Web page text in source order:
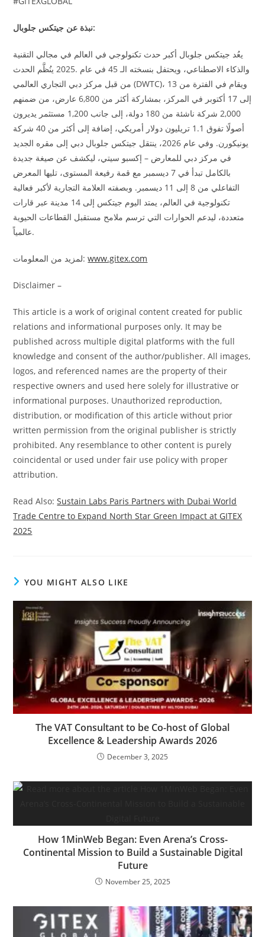
نبذة عن جيتكس جلوبال:
يعُد جيتكس جلوبال أكبر حدث تكنولوجي في العالم في مجالي التقنية
والذكاء الاصطناعي، ويحتفل بنسخته الـ45في عام .2025
ينُظَّم الحدث
من قبل مركز دبي التجاري العالمي(DWTC) ، ويقام في الفترة من 13
إلى 17 أكتوبر في المركز، بمشاركة أكثر من 6,800عارض، من ضمنهم
2,000شركة ناشئة من 180 دولة، إلى جانب 1,200 مستثمر يديرون
أصولًا تفوق 1.1 تريليون دولار أمريكي، إضافة إلى أكثر من 40شركة
يونيكورن. وفي عام 2026، ينتقل جيتكس جلوبال دبي إلى مقره الجديد
في مركز دبي للمعارض –إكسبو سيتي، ليكشف عن صيغة جديدة
بالكامل تبدأ في 7ديسمبر مع قمة رفيعة المستوى، تليها المعرض
التفاعلي من 8إلى 11 ديسمبر . وبصفته العلامة التجارية لأكبر فعالية
تكنولوجية في العالم، يمتد اليوم جيتكس إلى 14 مدينة عبر قارات
متعددة، ليدعم الحوارات التي ترسم ملامح مستقبل القطاعات الحيوية
عالمياً.
لمزيد من المعلومات:www.gitex.com
Disclaimer –
This article is a work of original content created for public
relations and informational purposes only. It may be
published across multiple digital platforms with the full
knowledge and consent of the author/publisher. All images,
logos, and referenced names are the property of their
respective owners and used here solely for illustrative or
informational purposes. Unauthorized reproduction,
distribution, or modification of this article without prior
written permission from the original publisher is strictly
prohibited. Any resemblance to other content is purely
coincidental or used under fair use policy with proper
attribution.
Read Also:Sustain Labs Paris Partners with Dubai World
Trade Centre to Expand North Star Green Impact at GITEX
2025
YOU MIGHT ALSO LIKE
The VAT Consultant to be Co-host of Global
Excellence & Leadership Awards 2026
December 3, 2025
How 1MinWeb Began: Even Arena’s Cross-
Continental Mission to Build a Sustainable Digital
Future
November 25, 2025